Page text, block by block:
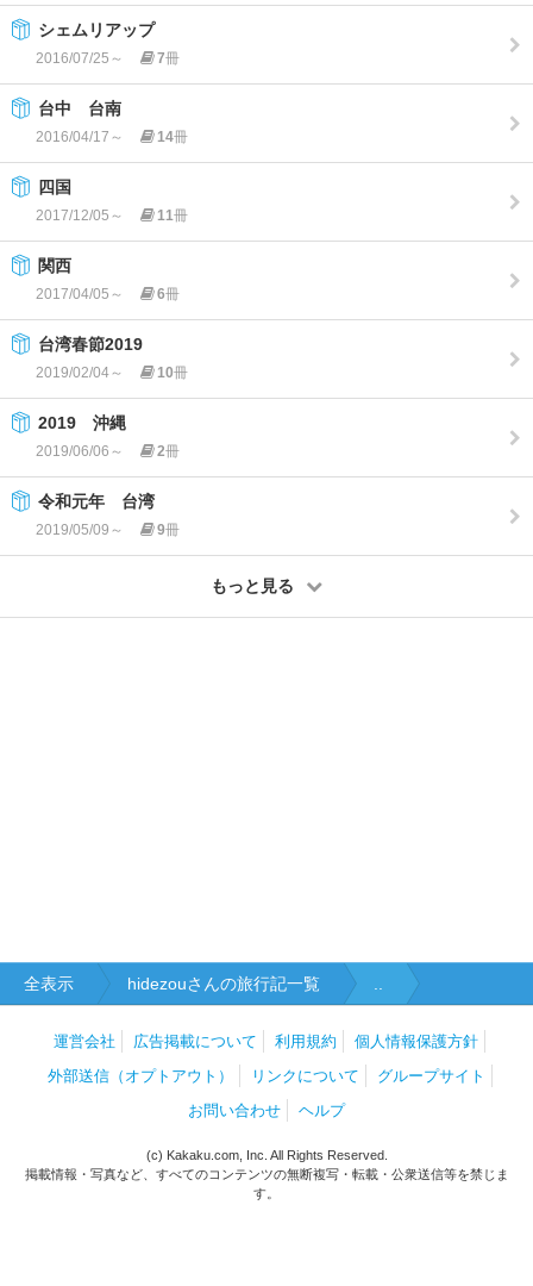
シェムリアップ
2016/07/25～ 7冊
台中 台南
2016/04/17～ 14冊
四国
2017/12/05～ 11冊
関西
2017/04/05～ 6冊
台湾春節2019
2019/02/04～ 10冊
2019 沖縄
2019/06/06～ 2冊
令和元年 台湾
2019/05/09～ 9冊
もっと見る
全表示 hidezouさんの旅行記一覧
運営会社 広告掲載について 利用規約
個人情報保護方針
外部送信（オプトアウト）
リンクについて
グループサイト
お問い合わせ
ヘルプ
(c) Kakaku.com, Inc. All Rights Reserved.
掲載情報・写真など、すべてのコンテンツの無断複写・転載・公衆送信等を禁じま
す。